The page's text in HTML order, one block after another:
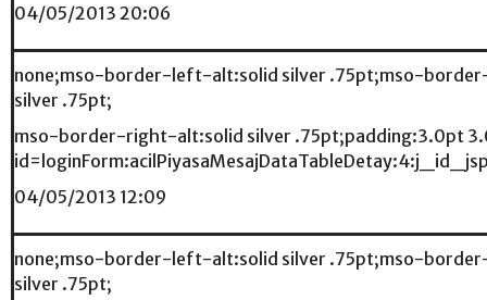
04/05/2013 20:06
none;mso-border-left-alt:solid silver .75pt;mso-
silver .75pt;
mso-border-right-alt:solid silver .75pt;padding:3.0pt
04/05/2013 12:09
none;mso-border-left-alt:solid silver .75pt;mso-
silver .75pt;